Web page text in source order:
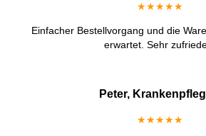
★★★★★
Einfacher Bestellvorgang und die
erwartet. Sehr
Peter,
★★★★★